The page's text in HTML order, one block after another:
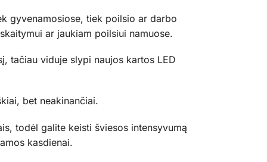
gyvenamosiose, tiek poilsio ar darbo
ar jaukiam poilsiui namuose.
tačiau viduje slypi naujos kartos LED
bet neakinančiai.
todėl galite keisti šviesos intensyvumą
kasdienai.